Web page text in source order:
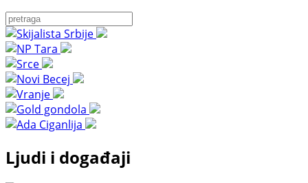
Ljudi i događaji